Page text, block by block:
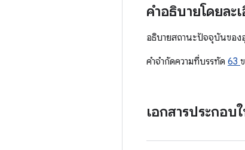
คำอธิบายโดยละ
อธิบายสถานะปัจจุบันขอ
คําจํากัดความที่บรรทัด 63
เอกสารประกอบ